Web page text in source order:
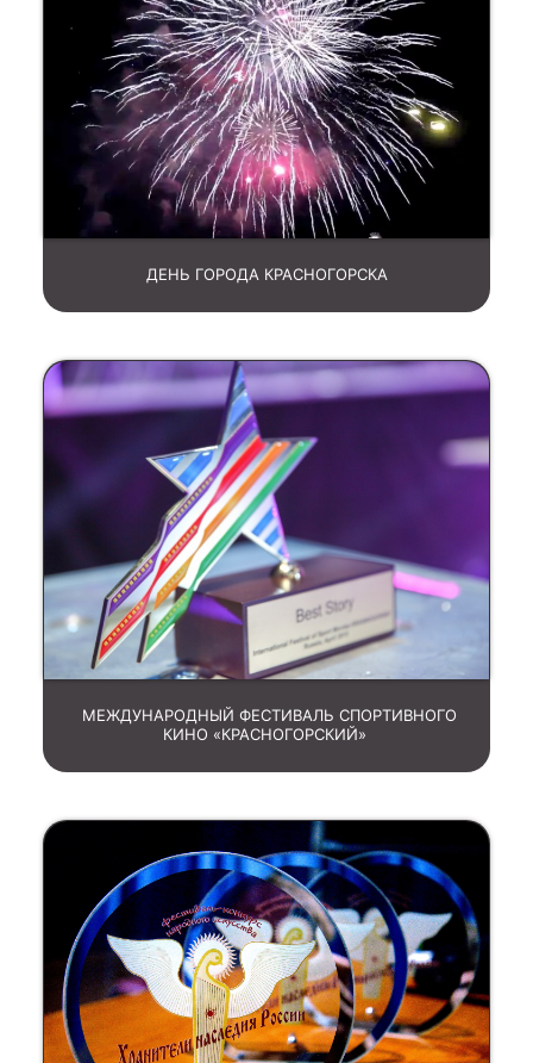
ДЕНЬ ГОРОДА КРАСНОГОРСКА
МЕЖДУНАРОДНЫЙ ФЕСТИВАЛЬ СПОРТИВНОГО
КИНО «КРАСНОГОРСКИЙ»